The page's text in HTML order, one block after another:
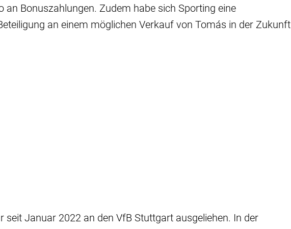
an Bonuszahlungen. Zudem habe sich Sporting eine
an einem möglichen Verkauf von Tomás in der Zukunft
seit Januar 2022 an den VfB Stuttgart ausgeliehen. In der